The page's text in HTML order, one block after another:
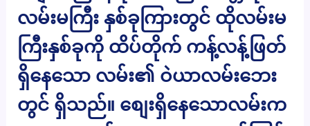
လမ်းမကြီး နှစ်ခုကြားတွင် ထိုလမ်းမ
ကြီးနှစ်ခုကို ထိပ်တိုက် ကန့်လန့်ဖြတ်
ရှိနေသော လမ်း၏ ဝဲယာလမ်းဘေး
တွင် ရှိသည်။ စျေးရှိနေသောလမ်းက